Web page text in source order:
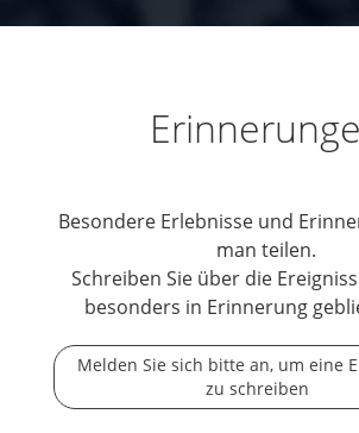
Besondere Erlebnisse und
man teilen.
Schreiben Sie über die
besonders in Erinnerung
Melden Sie sich bitte an, um eine
zu schreiben